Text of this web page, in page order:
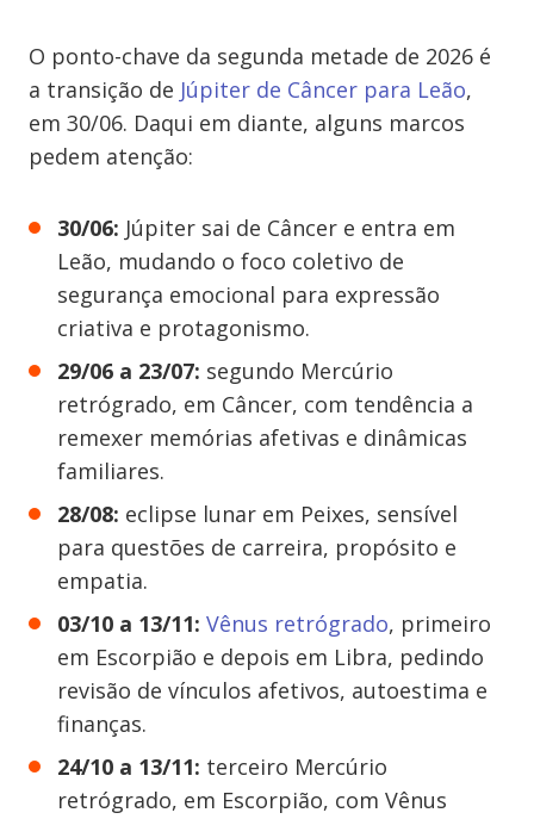
O ponto-chave da segunda metade de 2026 é
a transição de Júpiter de Câncer para Leão,
em 30/06. Daqui em diante, alguns marcos
pedem atenção:
30/06: Júpiter sai de Câncer e entra em
Leão, mudando o foco coletivo de
segurança emocional para expressão
criativa e protagonismo.
29/06 a 23/07: segundo Mercúrio
retrógrado, em Câncer, com tendência a
remexer memórias afetivas e dinâmicas
familiares.
28/08: eclipse lunar em Peixes, sensível
para questões de carreira, propósito e
empatia.
03/10 a 13/11: Vênus retrógrado, primeiro
em Escorpião e depois em Libra, pedindo
revisão de vínculos afetivos, autoestima e
finanças.
24/10 a 13/11: terceiro Mercúrio
retrógrado, em Escorpião, com Vênus